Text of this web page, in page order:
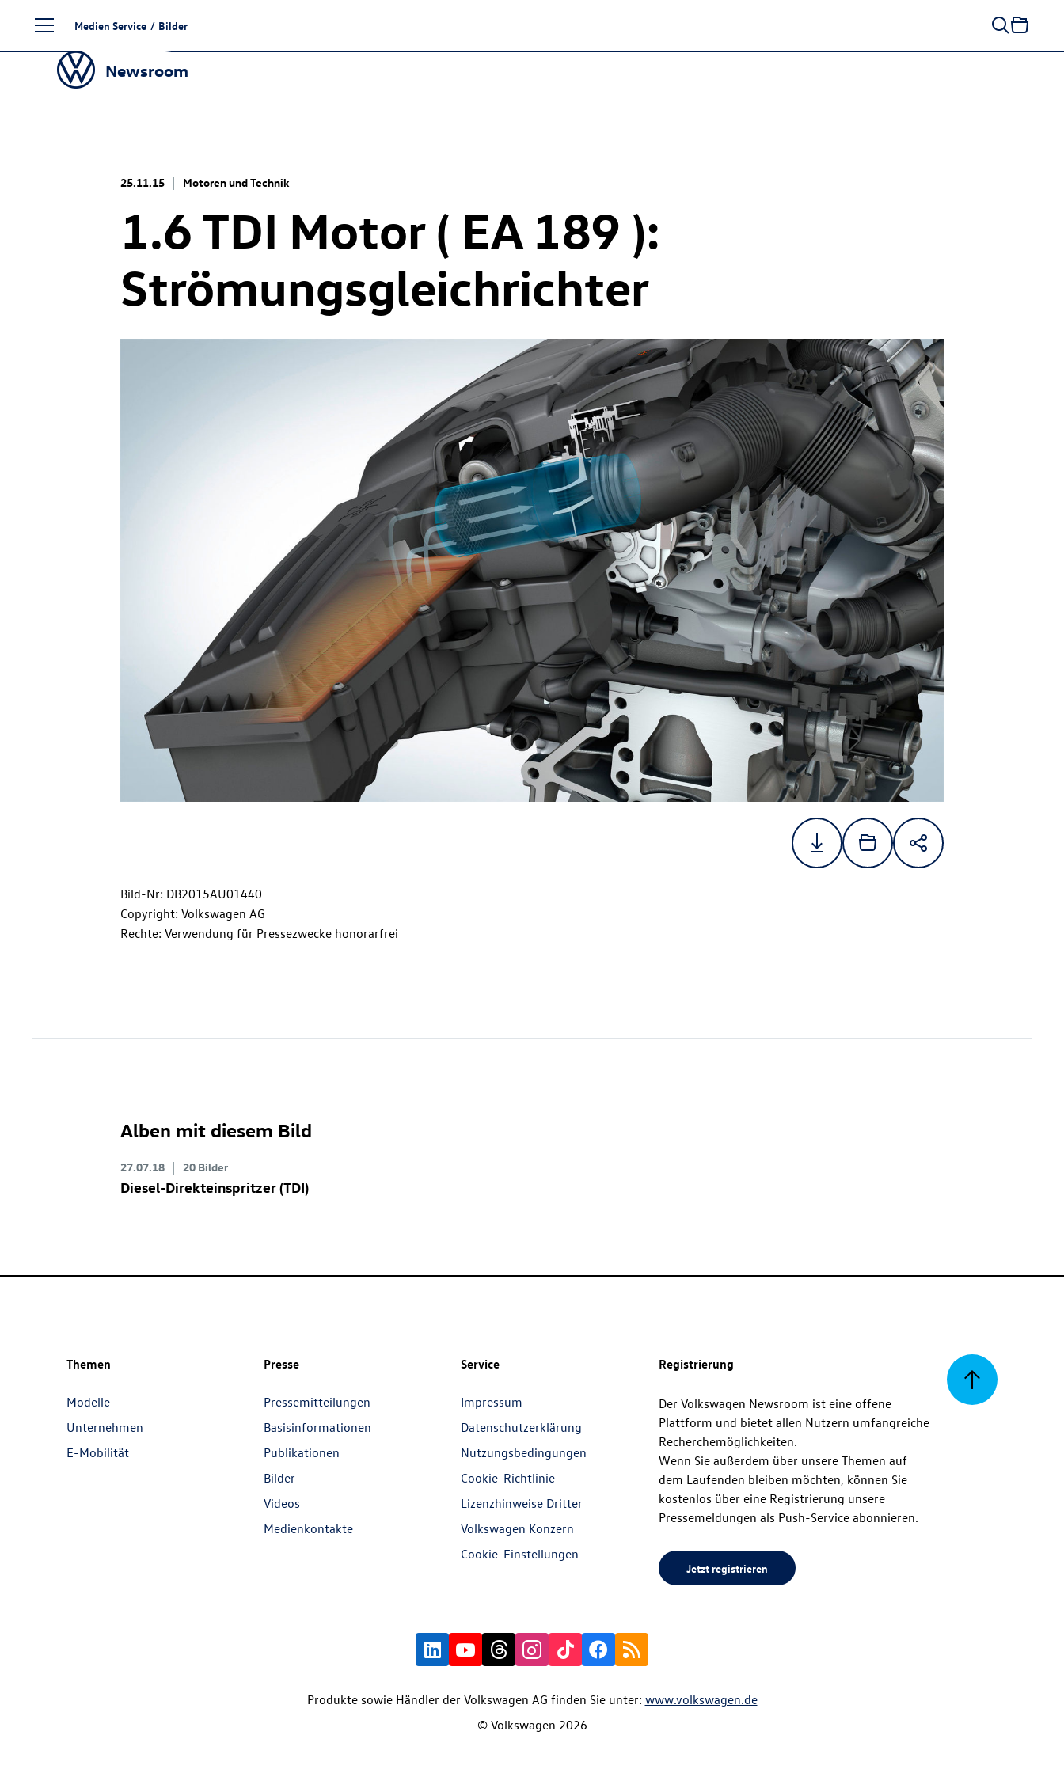
Seiteninhalt
springen
Medien Service / Bilder
Newsroom
25.11.15 Motoren und Technik
1.6 TDI Motor ( EA 189 ):
Strömungsgleichrichter
Bild-Nr: DB2015AU01440
Copyright: Volkswagen AG
Rechte: Verwendung für Pressezwecke honorarfrei
Alben mit diesem Bild
27.07.18 20 Bilder
Diesel-Direkteinspritzer (TDI)
Zurück
Themen
Modelle
Unternehmen
E-Mobilität
Presse
Pressemitteilungen
Basisinformationen
Publikationen
Bilder
Videos
Medienkontakte
Service
Impressum
Datenschutzerklärung
Nutzungsbedingungen
Cookie-Richtlinie
Lizenzhinweise Dritter
Volkswagen Konzern
Cookie-Einstellungen
Registrierung
Der Volkswagen Newsroom ist eine offene
Plattform und bietet allen Nutzern umfangreiche
Recherchemöglichkeiten.
Wenn Sie außerdem über unsere Themen auf
dem Laufenden bleiben möchten, können Sie
kostenlos über eine Registrierung unsere
Pressemeldungen als Push-Service abonnieren.
Jetzt registrieren
Produkte sowie Händler der Volkswagen AG finden Sie unter: www.volkswagen.de
© Volkswagen 2026